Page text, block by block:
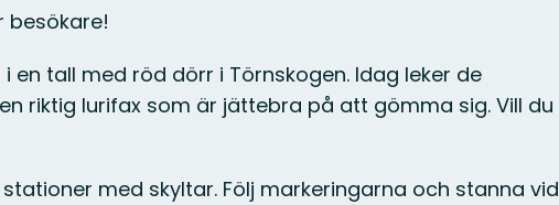
besökare!
en tall med röd dörr i Törnskogen. Idag leker de
riktig lurifax som är jättebra på att gömma sig. Vill du
med skyltar. Följ markeringarna och stanna vid